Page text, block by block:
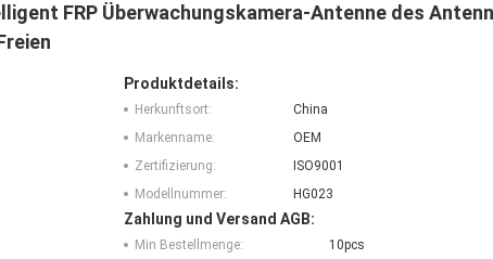
FRP Überwachungskamera-Antenne des
Produktdetails:
Herkunftsort:
China
Markenname:
OEM
Zertifizierung:
ISO9001
Modellnummer:
HG023
Zahlung und Versand AGB:
Min Bestellmenge:
10pcs